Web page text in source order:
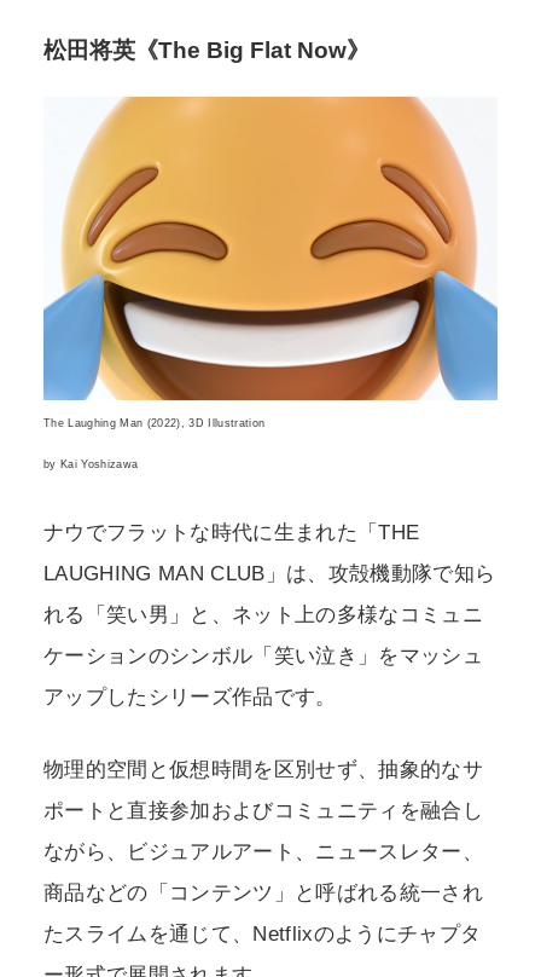
松田将英《The Big Flat Now》
The Laughing Man (2022), 3D Illustration
by Kai Yoshizawa
ナウでフラットな時代に生まれた「THE
LAUGHING MAN CLUB」は、攻殻機動隊で知ら
れる「笑い男」と、ネット上の多様なコミュニ
ケーションのシンボル「笑い泣き」をマッシュ
アップしたシリーズ作品です。
物理的空間と仮想時間を区別せず、抽象的なサ
ポートと直接参加およびコミュニティを融合し
ながら、ビジュアルアート、ニュースレター、
商品などの「コンテンツ」と呼ばれる統一され
たスライムを通じて、Netflixのようにチャプタ